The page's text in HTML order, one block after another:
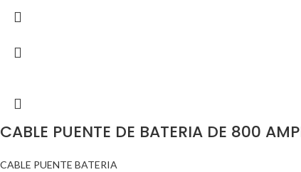
CABLE PUENTE DE BATERIA DE 800
CABLE PUENTE BATERIA